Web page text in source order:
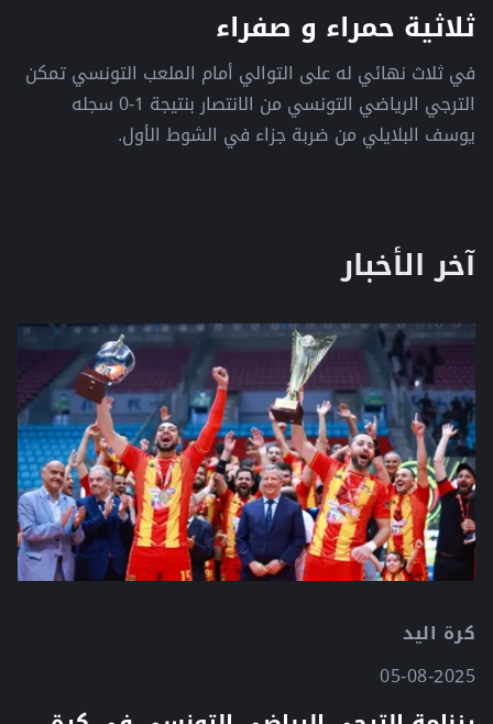
ثلاثية حمراء و صفراء
في ثلاث نهائي له على التوالي أمام الملعب التونسي تمكن
الترجي الرياضي التونسي من الانتصار بنتيجة 1-0 سجله
يوسف البلايلي من ضربة جزاء في الشوط الأول.
آخر الأخبار
كرة اليد
05-08-2025